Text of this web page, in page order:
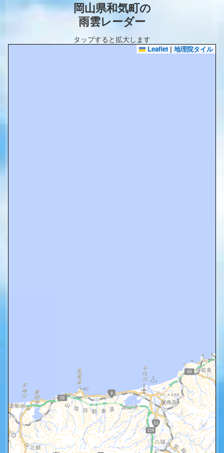
岡山県和気町の
雨雲レーダー
タップすると拡大します
Leaflet | 地理院タイル